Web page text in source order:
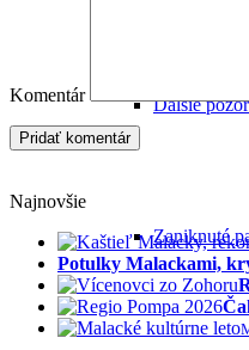
Ďalšie
Zaniknuté
Komentár
Najnovšie
Potulky Malackami,